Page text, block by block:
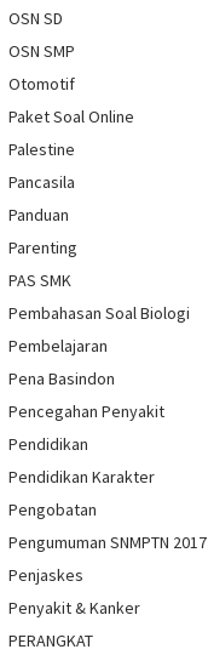
OSN SD
OSN SMP
Otomotif
Paket Soal Online
Palestine
Pancasila
Panduan
Parenting
PAS SMK
Pembahasan Soal Biologi
Pembelajaran
Pena Basindon
Pencegahan Penyakit
Pendidikan
Pendidikan Karakter
Pengobatan
Pengumuman SNMPTN 2017
Penjaskes
Penyakit & Kanker
PERANGKAT